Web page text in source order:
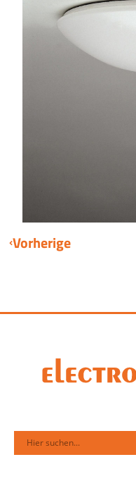
Vorherige